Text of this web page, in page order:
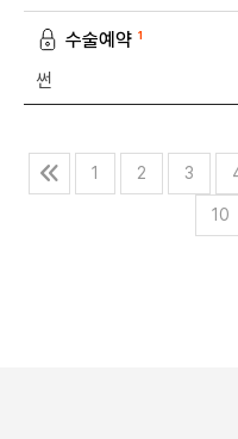
수술예약 1
썬
1 2 3
10